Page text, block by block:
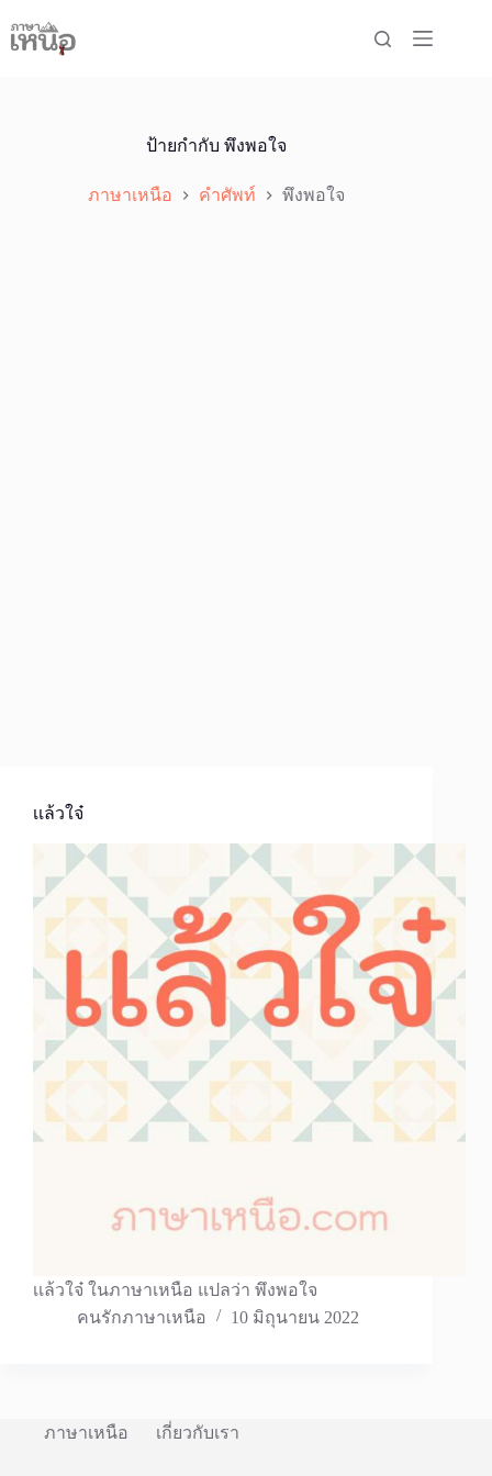
to
content
ป้ายกำกับ พึงพอใจ
ภาษาเหนือ คำศัพท์ พึงพอใจ
เเล้วใจ๋
เเล้วใจ๋ ในภาษาเหนือ แปลว่า พึงพอใจ
คนรักภาษาเหนือ
10 มิถุนายน 2022
ภาษาเหนือ เกี่ยวกับเรา